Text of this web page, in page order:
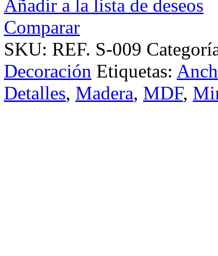
Añadir a la lista de deseos
Comparar
SKU: REF. S-009
Decoración Etiquetas:
Detalles, Madera, MDF,